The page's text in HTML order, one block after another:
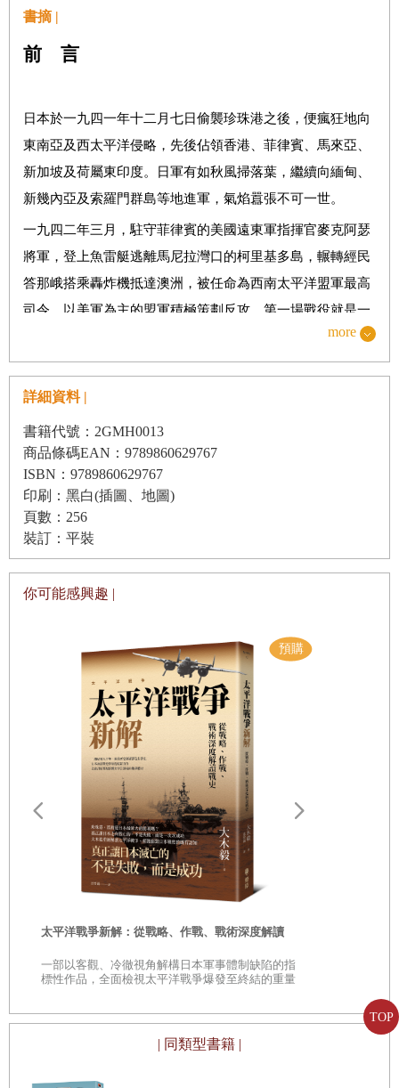
TOP
第七章 蘇利文兄弟同艦「生死與共」的悲劇
第十章 山本五十六大將魂斷索羅門群島
第十一章 PT-109的英雄，甘迺迪成為明日巨星的一撞
第十二章 空戰王牌的聚集地，波因頓領導下的黑羊中隊
第十三章 不起眼的關鍵人物，盟軍的海岸觀察員與斥候
第十四章 在戰地輕鬆賺到第一桶金的美國總統
第十六章 拉包爾，日本在西南太平洋的最後堡壘
號的故事
結 語
書摘 |
前 言
日本於一九四一年十二月七日偷襲珍珠港之後，便瘋狂地向
東南亞及西太平洋侵略，先後佔領香港、菲律賓、馬來亞、
新加坡及荷屬東印度。日軍有如秋風掃落葉，繼續向緬甸、
新幾內亞及索羅門群島等地進軍，氣焰囂張不可一世。
一九四二年三月，駐守菲律賓的美國遠東軍指揮官麥克阿瑟
將軍，登上魚雷艇逃離馬尼拉灣口的柯里基多島，輾轉經民
答那峨搭乘轟炸機抵達澳洲，被任命為西南太平洋盟軍最高
司令。以美軍為主的盟軍積極策劃反攻，第一場戰役就是一
九四二年八月七日登陸索羅門群島首府圖拉吉及瓜達康納爾
島，並奪取日軍在瓜島所建的一座機場。在美軍登陸後的六
個月期間內，日軍總共四度企圖奪回這座具有高度戰略價值
六千人，第三次高達二萬人，但是三次均告慘敗。第四次則
是部隊還沒集結就遭美軍攻擊而夭折，最後終於放棄瓜島、
主動撤離，成為日本自偷襲珍珠港之後的首場陸上敗戰。
瓜達康納爾戰役成為太平洋戰爭陸戰的轉捩點，日軍與盟軍
達七千餘人，雙方飛機及軍艦等裝備的損失更不計其數。有
關這場戰役的新聞、著作及電影可謂汗牛充棟。
瓜島戰役之後索羅門群島戰役接著展開，盟軍與日軍在新喬
治亞諸島激烈交戰。一九四三年起盟軍登陸布干維爾島及新
不列顛島，對日軍重要基地拉包爾形成包圍，直至一九四五
年八月大戰結束。期間日本聯合艦隊司令長官山本五十六在
索羅門群島的布干維爾島遭美軍飛機攔截擊殺，美國未來的
總統約翰甘迺迪指揮PT-109魚雷艇在新喬治亞遭日本驅逐艦
撞沉然後成為英雄的事蹟，均是大家耳熟能詳的故事。
作者從小就喜歡閱讀觀看此類有關第二次世界大戰的書籍與
六年底政府任命我為駐索羅門群島大使，我欣然赴任。二○
一七年一月我到索國首都荷尼阿拉履新，島上到處是二戰遺
去，日本與美國政府還經常派人在島上尋找當年陣亡士兵的
遺骸（二○一八年曾有兩名美國軍人在當地警察陪同下，到
more
詳細資料 |
書籍代號：2GMH0013
商品條碼EAN：9789860629767
ISBN：9789860629767
印刷：黑白(插圖、地圖)
頁數：256
裝訂：平裝
你可能感興趣 |
太平洋戰爭新解：從戰略、作戰、戰術深度解讀
一部以客觀、冷徹視角解構日本軍事體制缺陷的指
標性作品，全面檢視太平洋戰爭爆發至終結的重量
| 同類型書籍 |